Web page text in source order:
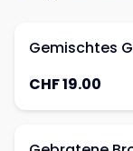
Gemischtes
CHF 19.00